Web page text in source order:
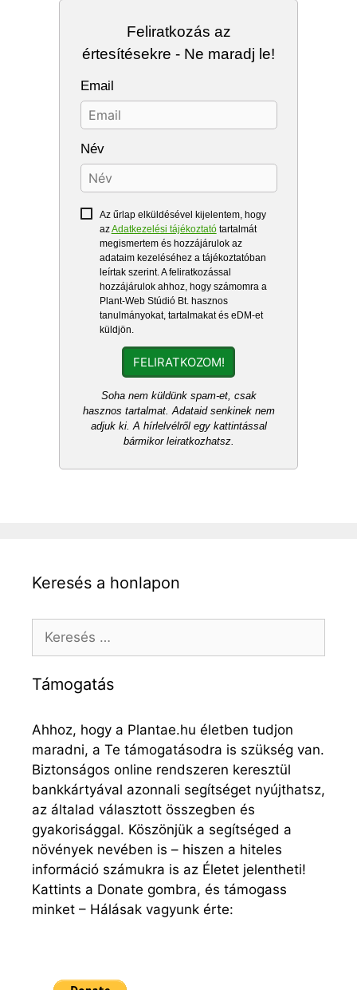
Feliratkozás az
értesítésekre - Ne maradj le!
Email
Név
Az űrlap elküldésével kijelentem, hogy
azAdatkezelési tájékoztatótartalmát
megismertem és hozzájárulok az
adataim kezeléséhez a tájékoztatóban
leírtak szerint. A feliratkozással
hozzájárulok ahhoz, hogy számomra a
Plant-Web Stúdió Bt. hasznos
tanulmányokat, tartalmakat és eDM-et
küldjön.
FELIRATKOZOM!
Soha nem küldünk spam-et, csak
hasznos tartalmat. Adataid senkinek nem
adjuk ki. A hírlelvélről egy kattintással
bármikor leiratkozhatsz.
Keresés a honlapon
Keresés:
Támogatás
Ahhoz, hogy a Plantae.hu életben tudjon
maradni, a Te támogatásodra is szükség van.
Biztonságos online rendszeren keresztül
bankkártyával azonnali segítséget nyújthatsz,
az általad választott összegben és
gyakorisággal. Köszönjük a segítséged a
növények nevében is – hiszen a hiteles
információ számukra is az Életet jelentheti!
Kattints a Donate gombra, és támogass
minket – Hálásak vagyunk érte: